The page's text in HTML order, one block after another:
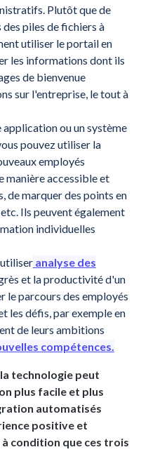
Plutôt que de
piles de fichiers à
utiliser le portail en
les informations dont ils
de bienvenue
sur l'entreprise, le tout à
ou un système
pouvez utiliser la
employés
manière accessible et
de marquer des points en
Ils peuvent également
individuelles
analyse des
et la productivité d'un
le parcours des employés
les défis, par exemple en
de leurs ambitions
compétences.
technologie peut
plus facile et plus
automatisés
positive et
condition que ces trois